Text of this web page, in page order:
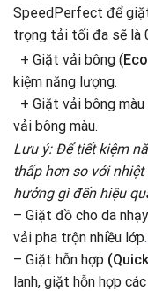
SpeedPerfect để
trọng tải tối đa sẽ là
+ Giặt vải bông (
kiệm năng lượng.
+ Giặt vải bông màu
vải bông màu.
Lưu ý: Để tiết kiệm
thấp hơn so với
hưởng gì đến hiệu
– Giặt đồ cho da
vải pha trộn nhiều lớp.
– Giặt hỗn hợp
lanh, giặt hỗn hợp